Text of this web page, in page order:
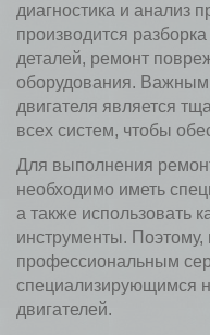
диагностика и анализ
производится
деталей, ремонт
оборудования. Важным
двигателя является
всех систем, чтобы
Для выполнения
необходимо иметь
а также использовать
инструменты.
профессиональным
специализирующимся
двигателей.